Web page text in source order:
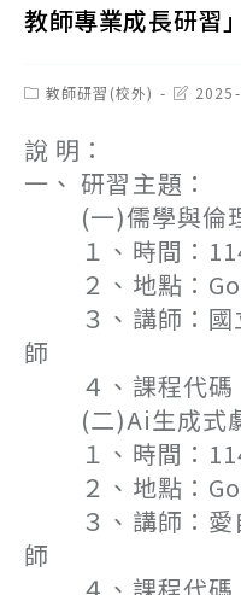
教師專業成長研習」
Post教師研習(校外)
Post
說 明：
一、 研習主題：
(一)儒學與倫
１、時間：
２、地點：
３、講師：國
師
４、課程代碼
(二)Ai生成式劇
１、時間：
２、地點：
３、講師：愛
師